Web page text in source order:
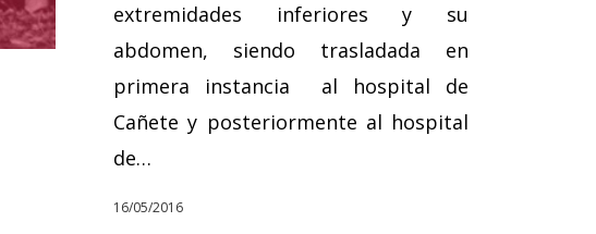
extremidades inferiores y su
abdomen, siendo trasladada en
primera instancia al hospital de
Cañete y posteriormente al hospital
de…
16/05/2016